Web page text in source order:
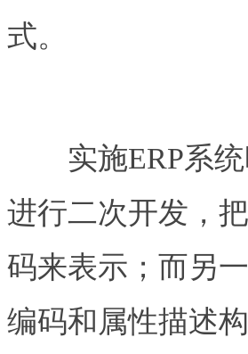
式。
实施ERP系统
进行二次开发，
码来表示；而另
编码和属性描述